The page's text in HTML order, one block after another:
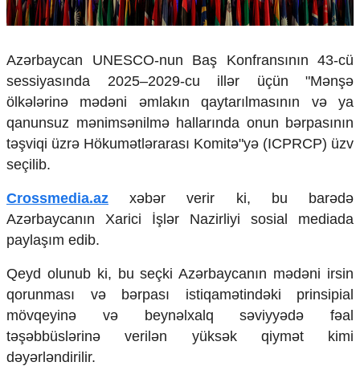
Araşdırma
Foto
Video
İnfoqrafika
Podcast
Humanitar
Mədəniyyət
Diaspor
Yüksəliş hekayəsi
Mədəniyyətimizin Zəfəri
Zəfər Diasporu
Ailə və uşaq
Turizm
İqtisadiyyat
Azərbaycan UNESCO-nun Baş Konfransının 43-cü
sessiyasında 2025–2029-cu illər üçün "Mənşə
ölkələrinə mədəni əmlakın qaytarılmasının və ya
qanunsuz mənimsənilmə hallarında onun bərpasının
təşviqi üzrə Hökumətlərarası Komitə"yə (ICPRCP) üzv
seçilib.
Crossmedia.az
xəbər verir ki, bu barədə
Azərbaycanın Xarici İşlər Nazirliyi sosial mediada
paylaşım edib.
Qeyd olunub ki, bu seçki Azərbaycanın mədəni irsin
qorunması və bərpası istiqamətindəki prinsipial
mövqeyinə və beynəlxalq səviyyədə fəal
təşəbbüslərinə verilən yüksək qiymət kimi
dəyərləndirilir.